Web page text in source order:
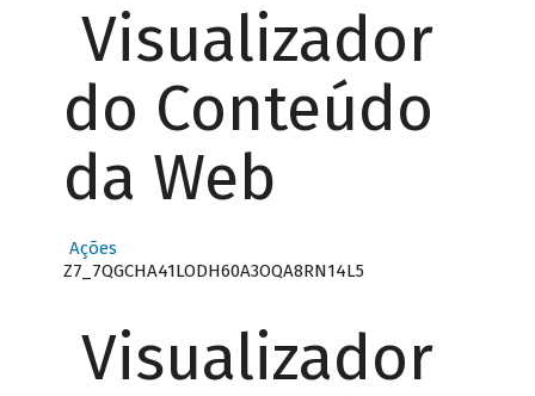
Visualizador
do Conteúdo
da Web
Ações
Z7_7QGCHA41LODH60A3OQA8RN14L5
Visualizador